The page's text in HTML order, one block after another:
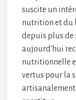
suscite un
nutrition et du
depuis plus de
aujourd'hui
nutritionnelle
vertus pour la
artisanalement